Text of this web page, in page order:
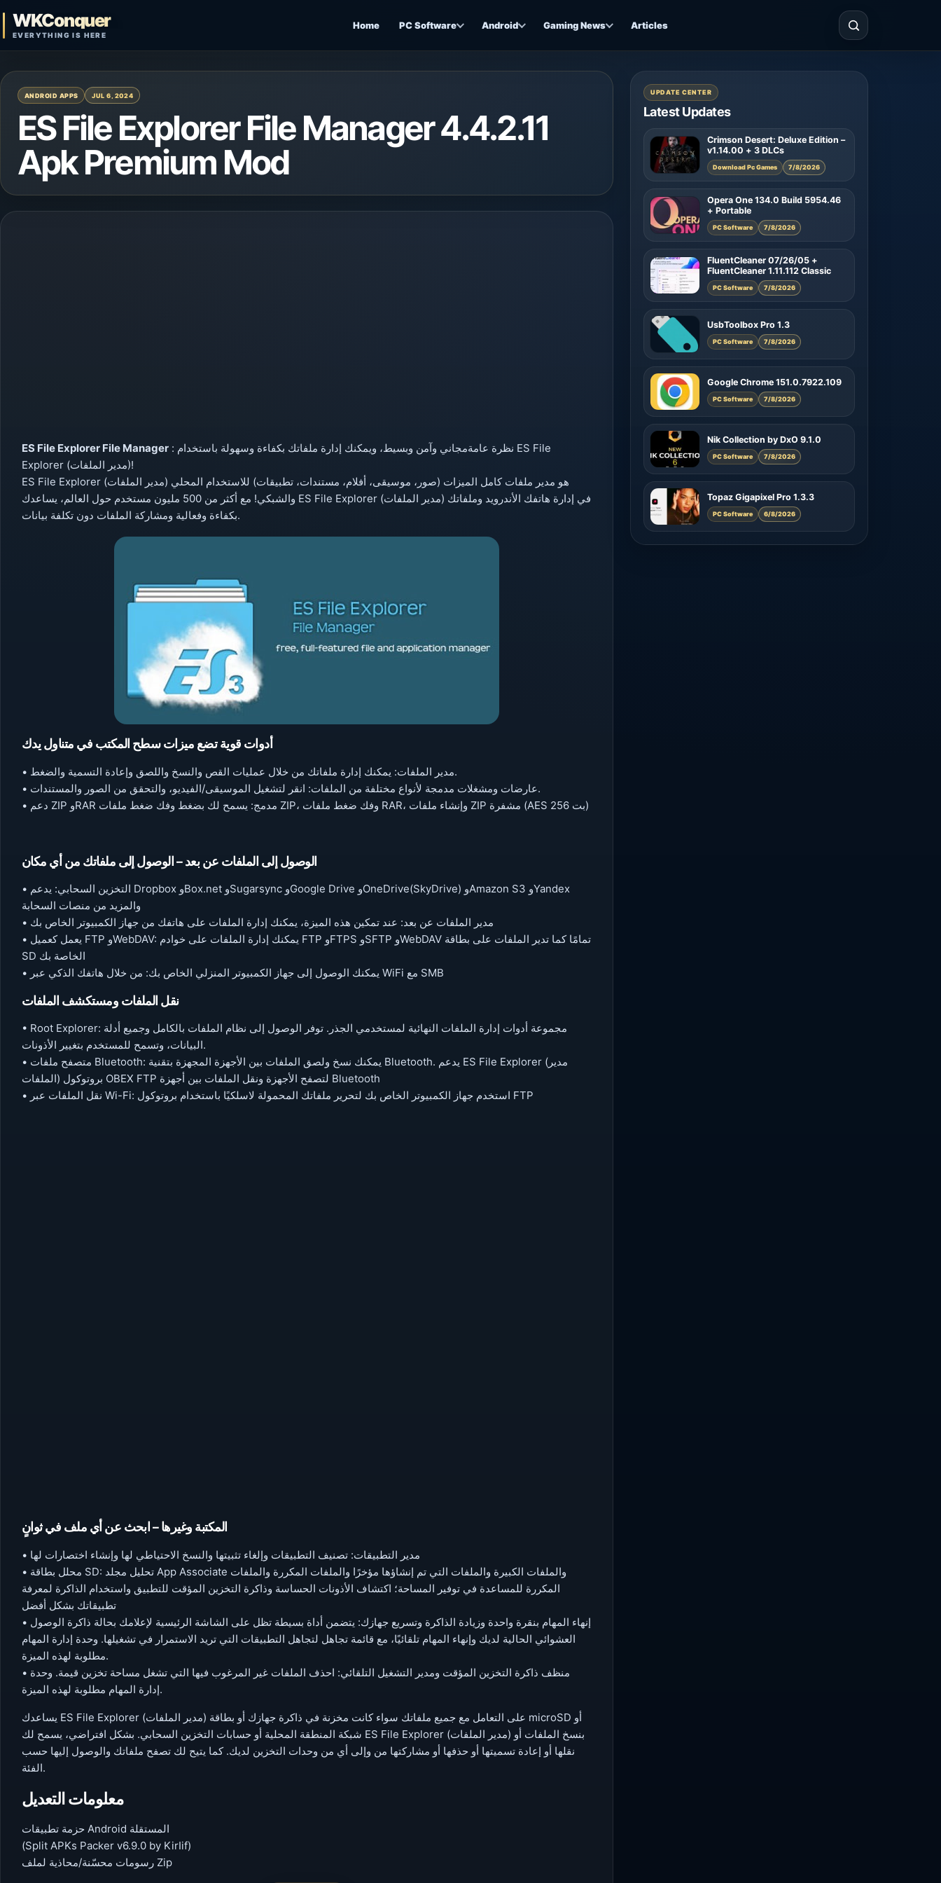
WKConquer
EVERYTHING IS HERE
Home PC Software Android Gaming News Articles
Open search
ANDROID APPS JUL 6, 2024
ES File Explorer File Manager 4.4.2.11
Apk Premium Mod
ES File Explorer File Manager : نظرة عامةمجاني وآمن وبسيط، ويمكنك إدارة ملفاتك بكفاءة وسهولة باستخدام ES File
Explorer (مدير الملفات)!
ES File Explorer (مدير الملفات) هو مدير ملفات كامل الميزات (صور، موسيقى، أفلام، مستندات، تطبيقات) للاستخدام المحلي
والشبكي! مع أكثر من 500 مليون مستخدم حول العالم، يساعدك ES File Explorer (مدير الملفات) في إدارة هاتفك الأندرويد وملفاتك
بكفاءة وفعالية ومشاركة الملفات دون تكلفة بيانات.
أدوات قوية تضع ميزات سطح المكتب في متناول يدك
• مدير الملفات: يمكنك إدارة ملفاتك من خلال عمليات القص والنسخ واللصق وإعادة التسمية والضغط.
• عارضات ومشغلات مدمجة لأنواع مختلفة من الملفات: انقر لتشغيل الموسيقى/الفيديو، والتحقق من الصور والمستندات.
• دعم ZIP وRAR مدمج: يسمح لك بضغط وفك ضغط ملفات ZIP، وفك ضغط ملفات RAR، وإنشاء ملفات ZIP مشفرة (AES 256 بت)
الوصول إلى الملفات عن بعد – الوصول إلى ملفاتك من أي مكان
• التخزين السحابي: يدعم Dropbox وBox.net وSugarsync وGoogle Drive وOneDrive(SkyDrive) وAmazon S3 وYandex
والمزيد من منصات السحابة
• مدير الملفات عن بعد: عند تمكين هذه الميزة، يمكنك إدارة الملفات على هاتفك من جهاز الكمبيوتر الخاص بك
• يعمل كعميل FTP وWebDAV: يمكنك إدارة الملفات على خوادم FTP وFTPS وSFTP وWebDAV تمامًا كما تدير الملفات على بطاقة
SD الخاصة بك
• يمكنك الوصول إلى جهاز الكمبيوتر المنزلي الخاص بك: من خلال هاتفك الذكي عبر WiFi مع SMB
نقل الملفات ومستكشف الملفات
• Root Explorer: مجموعة أدوات إدارة الملفات النهائية لمستخدمي الجذر. توفر الوصول إلى نظام الملفات بالكامل وجميع أدلة
البيانات، وتسمح للمستخدم بتغيير الأذونات.
• متصفح ملفات Bluetooth: يمكنك نسخ ولصق الملفات بين الأجهزة المجهزة بتقنية Bluetooth. يدعم ES File Explorer (مدير
الملفات) بروتوكول OBEX FTP لتصفح الأجهزة ونقل الملفات بين أجهزة Bluetooth
• نقل الملفات عبر Wi-Fi: استخدم جهاز الكمبيوتر الخاص بك لتحرير ملفاتك المحمولة لاسلكيًا باستخدام بروتوكول FTP
المكتبة وغيرها – ابحث عن أي ملف في ثوانٍ
• مدير التطبيقات: تصنيف التطبيقات وإلغاء تثبيتها والنسخ الاحتياطي لها وإنشاء اختصارات لها
• محلل بطاقة SD: تحليل مجلد App Associate والملفات الكبيرة والملفات التي تم إنشاؤها مؤخرًا والملفات المكررة والملفات
المكررة للمساعدة في توفير المساحة؛ اكتشاف الأذونات الحساسة وذاكرة التخزين المؤقت للتطبيق واستخدام الذاكرة لمعرفة
تطبيقاتك بشكل أفضل
• إنهاء المهام بنقرة واحدة وزيادة الذاكرة وتسريع جهازك: يتضمن أداة بسيطة تظل على الشاشة الرئيسية لإعلامك بحالة ذاكرة الوصول
العشوائي الحالية لديك وإنهاء المهام تلقائيًا، مع قائمة تجاهل لتجاهل التطبيقات التي تريد الاستمرار في تشغيلها. وحدة إدارة المهام
مطلوبة لهذه الميزة.
• منظف ذاكرة التخزين المؤقت ومدير التشغيل التلقائي: احذف الملفات غير المرغوب فيها التي تشغل مساحة تخزين قيمة. وحدة
إدارة المهام مطلوبة لهذه الميزة.
يساعدك ES File Explorer (مدير الملفات) على التعامل مع جميع ملفاتك سواء كانت مخزنة في ذاكرة جهازك أو بطاقة microSD أو
شبكة المنطقة المحلية أو حسابات التخزين السحابي. بشكل افتراضي، يسمح لك ES File Explorer (مدير الملفات) بنسخ الملفات أو
نقلها أو إعادة تسميتها أو حذفها أو مشاركتها من وإلى أي من وحدات التخزين لديك. كما يتيح لك تصفح ملفاتك والوصول إليها حسب
الفئة.
معلومات التعديل
حزمة تطبيقات Android المستقلة
(Split APKs Packer v6.9.0 by KirIif)
رسومات محسّنة/محاذية لملف Zip
UPDATE CENTER
Latest Updates
Crimson Desert: Deluxe Edition –
v1.14.00 + 3 DLCs
Download Pc Games 7/8/2026
Opera One 134.0 Build 5954.46
+ Portable
PC Software 7/8/2026
FluentCleaner 07/26/05 +
FluentCleaner 1.11.112 Classic
PC Software 7/8/2026
UsbToolbox Pro 1.3
PC Software 7/8/2026
Google Chrome 151.0.7922.109
PC Software 7/8/2026
Nik Collection by DxO 9.1.0
PC Software 7/8/2026
Topaz Gigapixel Pro 1.3.3
PC Software 6/8/2026